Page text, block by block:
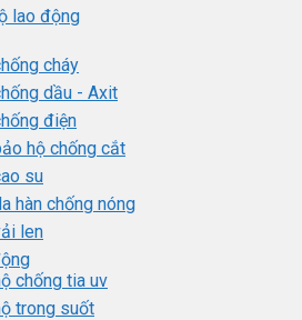
lao động
cháy
dầu - Axit
điện
hộ chống cắt
su
hàn chống nóng
len
chống tia uv
trong suốt